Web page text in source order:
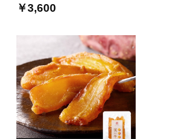
￥3,600